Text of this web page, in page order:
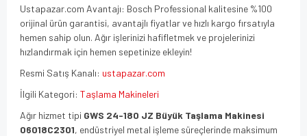
Ustapazar.com Avantajı: Bosch Professional kalitesine %100
orijinal ürün garantisi, avantajlı fiyatlar ve hızlı kargo fırsatıyla
hemen sahip olun. Ağır işlerinizi hafifletmek ve projelerinizi
hızlandırmak için hemen sepetinize ekleyin!
Resmi Satış Kanalı: ustapazar.com
İlgili Kategori: Taşlama Makineleri
Ağır hizmet tipi GWS 24-180 JZ Büyük Taşlama Makinesi
06018C2301, endüstriyel metal işleme süreçlerinde maksimum